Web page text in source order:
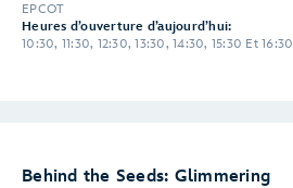
EPCOT
Heures d’ouverture d’aujourd’hui:
10:30, 11:30, 12:30, 13:30, 14:30, 15:30 Et 16:30
Behind the Seeds: Glimmering